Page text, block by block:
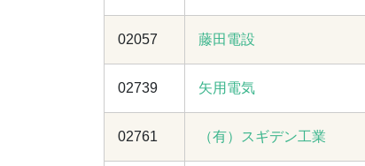
02057 藤田電設
02739 矢用電気
02761 （有）スギデン工業